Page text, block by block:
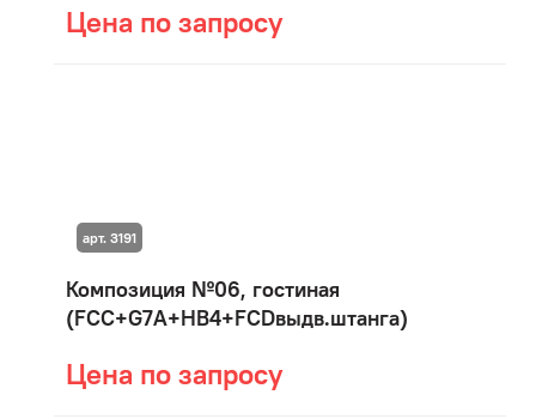
Цена по запросу
Композиция №06, гостиная
(FCC+G7A+HB4+FCDвыдв.штанга)
Цена по запросу
арт. 3191